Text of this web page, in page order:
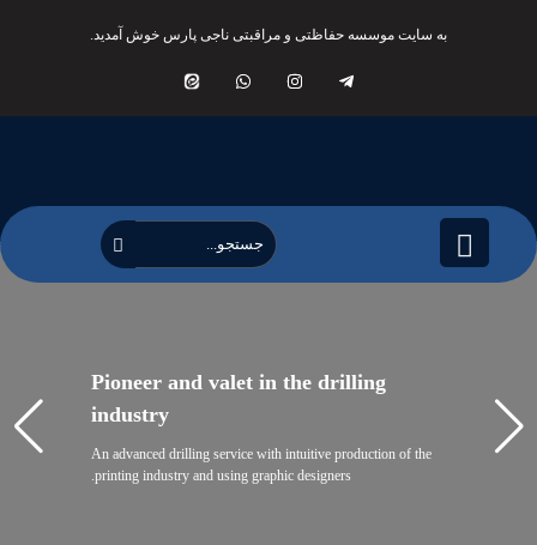
به سایت موسسه حفاظتی و مراقبتی ناجی پارس خوش آمدید.
Pioneer and valet in the drilling
industry
An advanced drilling service with intuitive production of the
printing industry and using graphic designers.